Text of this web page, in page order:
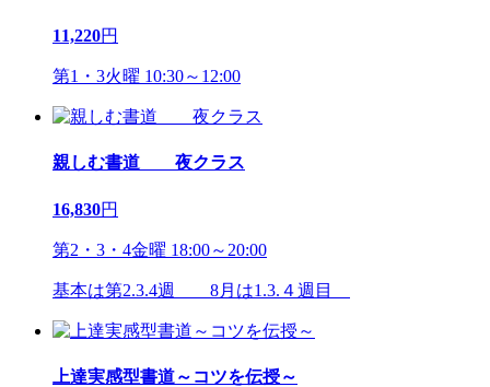
11,220円
第1・3火曜 10:30～12:00
親しむ書道 夜クラス
16,830円
第2・3・4金曜 18:00～20:00
基本は第2.3.4週 8月は1.3.４週目
上達実感型書道～コツを伝授～